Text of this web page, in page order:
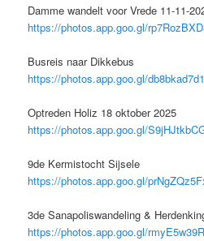
Damme wandelt voor Vrede 11-11-
https://photos.app.goo.gl/
Busreis naar Dikkebus
https://photos.app.goo.gl/
Optreden Holiz 18 oktober 2025
https://photos.app.goo.gl/
9de Kermistocht Sijsele
https://photos.app.goo.gl/
3de Sanapoliswandeling &
https://photos.app.goo.gl/